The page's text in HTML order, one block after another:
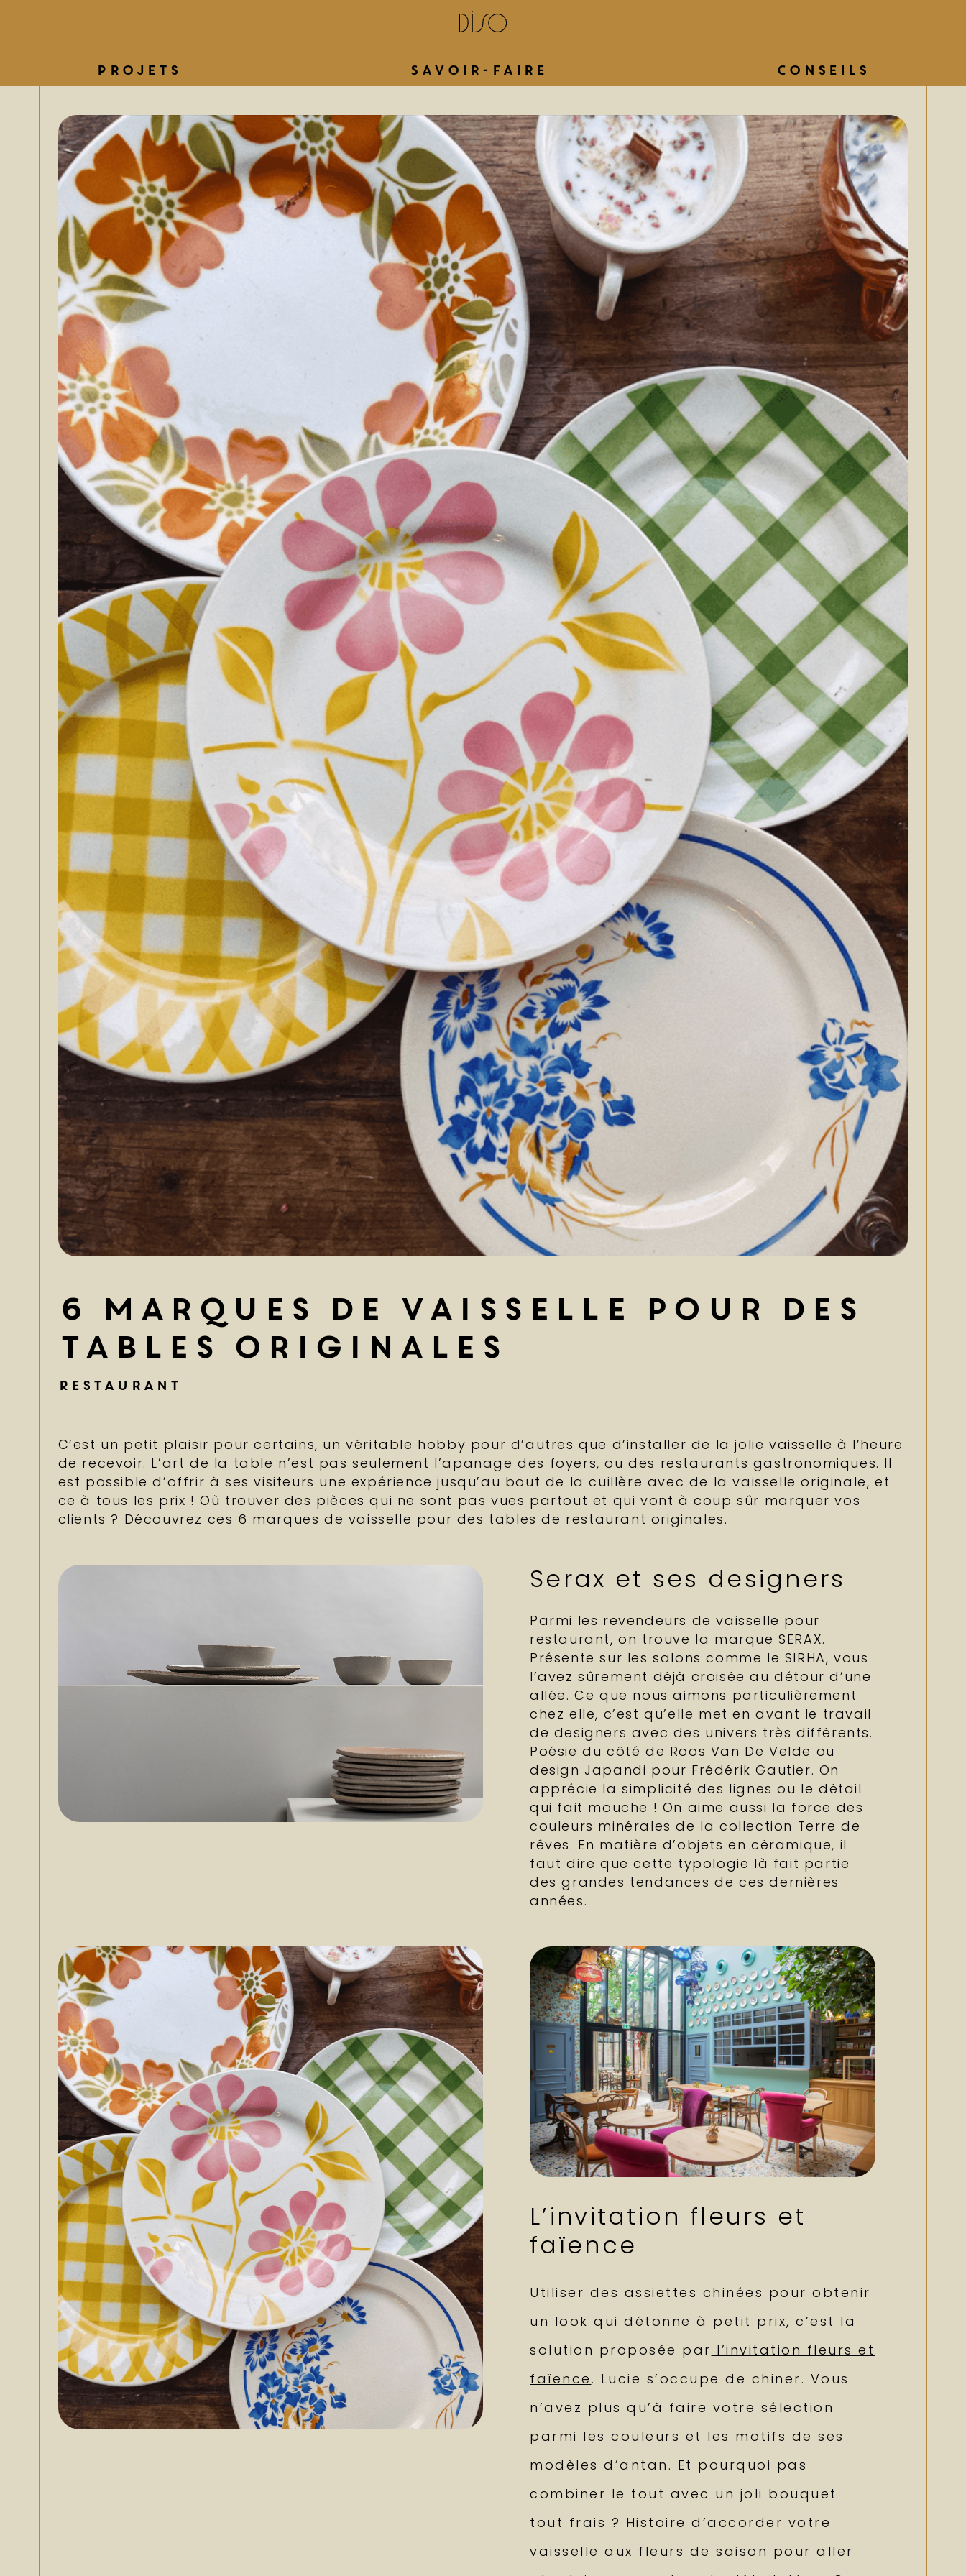
Projets Savoir-faire Conseils
6 marques de vaisselle pour des
tables originales
Restaurant
C’est un petit plaisir pour certains, un véritable hobby pour d’autres que d’installer de la jolie vaisselle à l’heure
de recevoir. L’art de la table n’est pas seulement l’apanage des foyers, ou des restaurants gastronomiques. Il
est possible d’offrir à ses visiteurs une expérience jusqu’au bout de la cuillère avec de la vaisselle originale, et
ce à tous les prix ! Où trouver des pièces qui ne sont pas vues partout et qui vont à coup sûr marquer vos
clients ? Découvrez ces 6 marques de vaisselle pour des tables de restaurant originales.
Serax et ses designers
Parmi les revendeurs de vaisselle pour
restaurant, on trouve la marqueSERAX.
Présente sur les salons comme le SIRHA, vous
l’avez sûrement déjà croisée au détour d’une
allée. Ce que nous aimons particulièrement
chez elle, c’est qu’elle met en avant le travail
de designers avec des univers très différents.
Poésie du côté de Roos Van De Velde ou
design Japandi pour Frédérik Gautier. On
apprécie la simplicité des lignes ou le détail
qui fait mouche ! On aime aussi la force des
couleurs minérales de la collection Terre de
rêves. En matière d’objets en céramique, il
faut dire que cette typologie là fait partie
des grandes tendances de ces dernières
années.
L’invitation fleurs et
faïence
Utiliser des assiettes chinées pour obtenir
un look qui détonne à petit prix, c’est la
solution proposée par l’invitation fleurs et
faïence. Lucie s’occupe de chiner. Vous
n’avez plus qu’à faire votre sélection
parmi les couleurs et les motifs de ses
modèles d’antan. Et pourquoi pas
combiner le tout avec un joli bouquet
tout frais ? Histoire d’accorder votre
vaisselle aux fleurs de saison pour aller